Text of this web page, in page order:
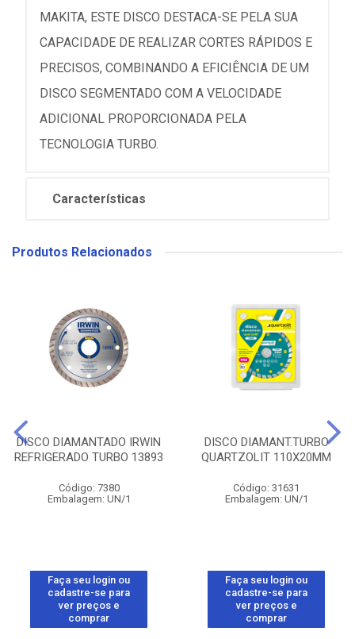
MAKITA, ESTE DISCO DESTACA-SE PELA SUA
CAPACIDADE DE REALIZAR CORTES RÁPIDOS E
PRECISOS, COMBINANDO A EFICIÊNCIA DE UM
DISCO SEGMENTADO COM A VELOCIDADE
ADICIONAL PROPORCIONADA PELA
TECNOLOGIA TURBO.
Características
Produtos Relacionados
DISCO DIAMANTADO IRWIN
REFRIGERADO TURBO 13893
Código: 7380
Embalagem: UN/1
Faça seu login ou
cadastre-se para
ver preços e
comprar
DISCO DIAMANT.TURBO
QUARTZOLIT 110X20MM
Código: 31631
Embalagem: UN/1
Faça seu login ou
cadastre-se para
ver preços e
comprar